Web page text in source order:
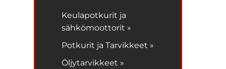
Keulapotkurit ja
sähkömoottorit »
Potkurit ja Tarvikkeet »
Öljytarvikkeet »